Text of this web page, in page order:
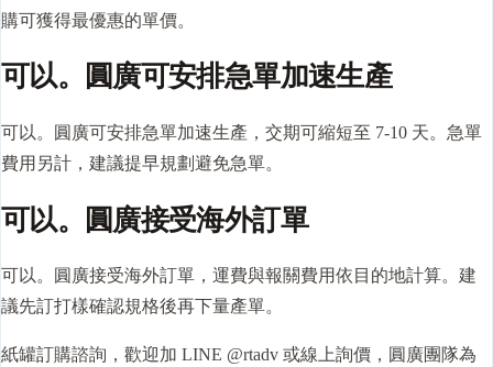
購可獲得最優惠的單價。
可以。圓廣可安排急單加速生產
可以。圓廣可安排急單加速生產，交期可縮短至 7-10 天。急單
費用另計，建議提早規劃避免急單。
可以。圓廣接受海外訂單
可以。圓廣接受海外訂單，運費與報關費用依目的地計算。建
議先訂打樣確認規格後再下量產單。
紙罐訂購諮詢，歡迎加 LINE @rtadv 或線上詢價，圓廣團隊為